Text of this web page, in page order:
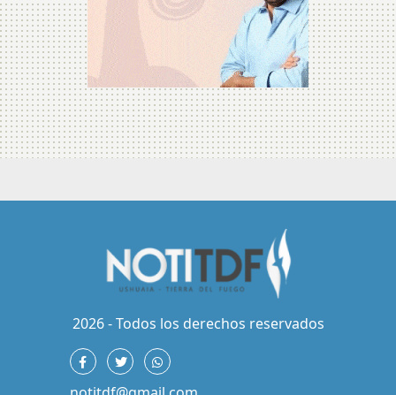
2026 - Todos los derechos reservados